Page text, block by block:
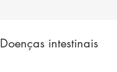
Doenças intestinais